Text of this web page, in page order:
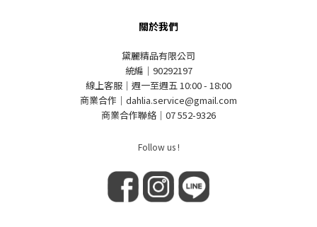
關於我們
黛麗精品有限公司
統編｜90292197
線上客服｜週一至週五 10:00 - 18:00
商業合作｜dahlia.service@gmail.com
商業合作聯絡｜07 552-9326
Follow us !